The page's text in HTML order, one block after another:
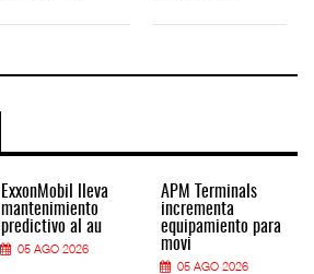
ExxonMobil lleva
mantenimiento
predictivo al au
05 AGO 2026
APM Terminals
incrementa
equipamiento para
movi
05 AGO 2026